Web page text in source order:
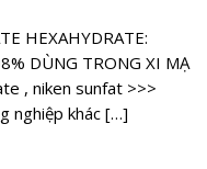
HEXAHYDRATE:
DÙNG TRONG XI MẠ
, niken sunfat >>>
nghiệp khác […]